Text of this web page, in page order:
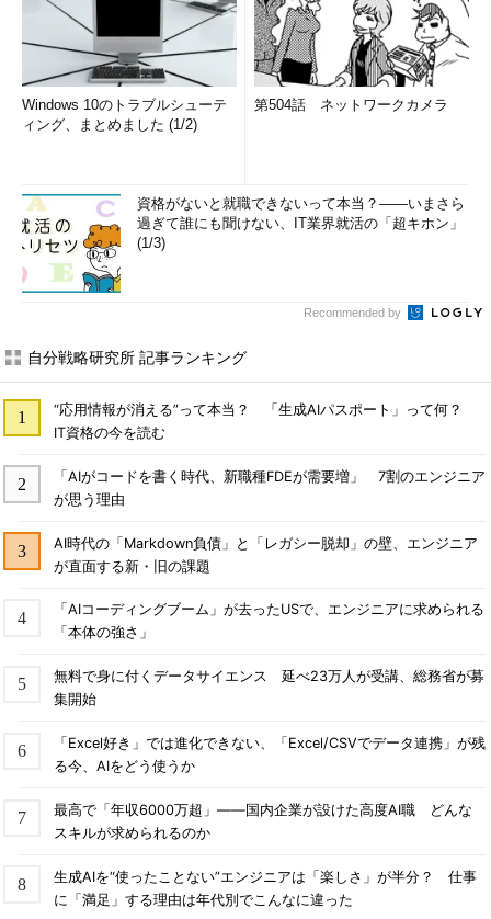
Windows 10のトラブルシューテ
ィング、まとめました (1/2)
第504話 ネットワークカメラ
資格がないと就職できないって本当？――いまさら
過ぎて誰にも聞けない、IT業界就活の「超キホン」
(1/3)
Recommended by
自分戦略研究所 記事ランキング
“応用情報が消える”って本当？ 「生成AIパスポート」って何？
IT資格の今を読む
「AIがコードを書く時代、新職種FDEが需要増」 7割のエンジニア
が思う理由
AI時代の「Markdown負債」と「レガシー脱却」の壁、エンジニア
が直面する新・旧の課題
「AIコーディングブーム」が去ったUSで、エンジニアに求められる
「本体の強さ」
無料で身に付くデータサイエンス 延べ23万人が受講、総務省が募
集開始
「Excel好き」では進化できない、「Excel/CSVでデータ連携」が残
る今、AIをどう使うか
最高で「年収6000万超」――国内企業が設けた高度AI職 どんな
スキルが求められるのか
生成AIを“使ったことない”エンジニアは「楽しさ」が半分？ 仕事
に「満足」する理由は年代別でこんなに違った